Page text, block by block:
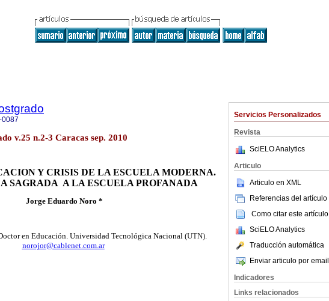
Servicios Personalizados
Revista
SciELO Analytics
Articulo
Articulo en XML
Referencias del artículo
Como citar este artículo
SciELO Analytics
Traducción automática
Enviar articulo por email
Indicadores
Links relacionados
0087
v.25 n.2-3 Caracas sep. 2010
Y CRISIS DE LA ESCUELA MODERNA.
SAGRADA A LA ESCUELA PROFANADA
Jorge Eduardo Noro *
en Educación. Universidad Tecnológica Nacional (UTN).
norojor@cablenet.com.ar